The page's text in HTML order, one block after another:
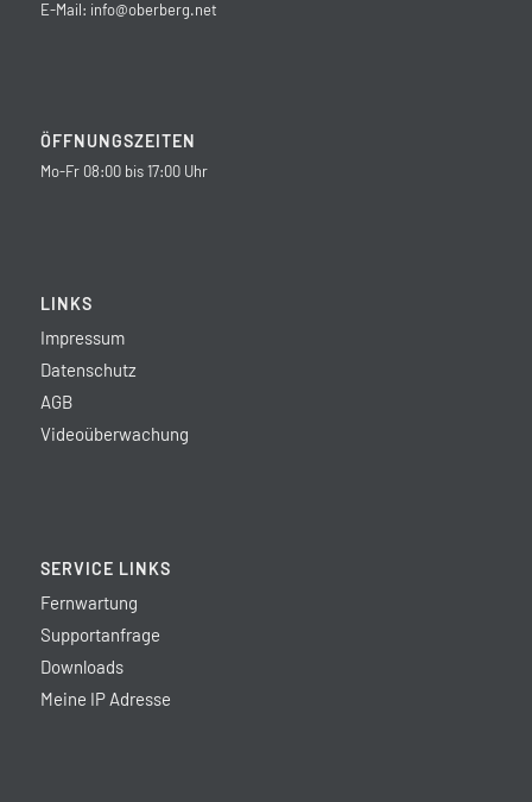
E-Mail: info@oberberg.net
ÖFFNUNGSZEITEN
Mo-Fr 08:00 bis 17:00 Uhr
LINKS
Impressum
Datenschutz
AGB
Videoüberwachung
SERVICE LINKS
Fernwartung
Supportanfrage
Downloads
Meine IP Adresse